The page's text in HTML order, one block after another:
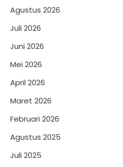
Agustus 2026
Juli 2026
Juni 2026
Mei 2026
April 2026
Maret 2026
Februari 2026
Agustus 2025
Juli 2025